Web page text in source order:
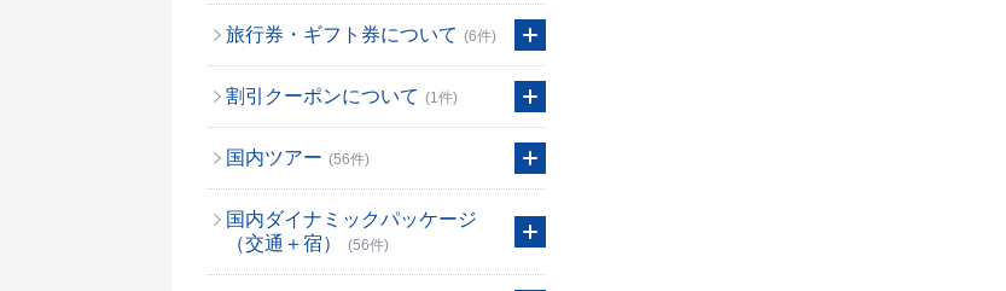
旅行券・ギフト券について (6件)
割引クーポンについて (1件)
国内ツアー (56件)
国内ダイナミックパッケージ
（交通＋宿）
(56件)